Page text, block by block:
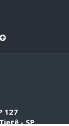
127
- SP